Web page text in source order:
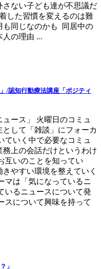
さない子ども達が不思議だ
した習慣を変えるのは難
も同じなのかも 同居中の
の理由 ...
/認知行動療法講座「ポジティ
ース」 火曜日のコミュ
して「雑談」にフォーカ
ていく中で必要なコミュ
上の会話だけというわけ
互いのことを知ってい
やすい環境を整えていく
マは「気になっているニ
いるニュースについて発
スについて興味を持って
」